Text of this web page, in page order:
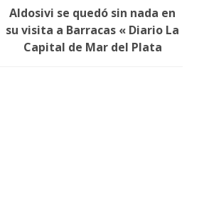
Aldosivi se quedó sin nada en
su visita a Barracas « Diario La
Capital de Mar del Plata